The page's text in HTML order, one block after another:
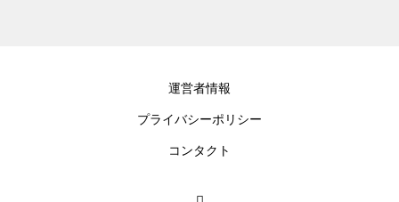
運営者情報
プライバシーポリシー
コンタクト